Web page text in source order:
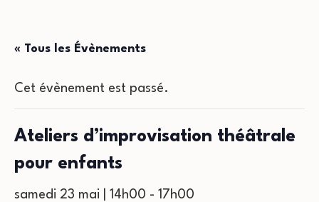
« Tous les Évènements
Cet évènement est passé.
Ateliers d’improvisation théâtrale
pour enfants
samedi 23 mai | 14h00 - 17h00